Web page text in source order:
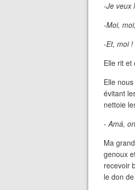
-Je veux
-Moi,
-Et, moi !
Elle rit et
Elle
évitant
nettoie
-Amá,
Ma
genoux
recevoir
le don